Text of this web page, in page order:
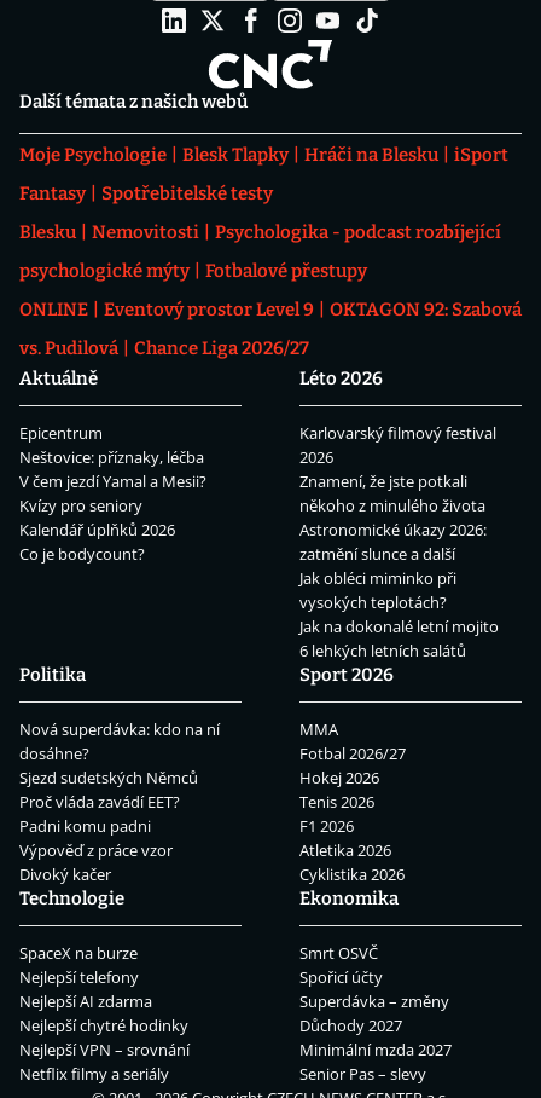
Další témata z našich webů
Moje Psychologie Blesk Tlapky Hráči na Blesku
iSport
Fantasy
Spotřebitelské testy
Blesku
Nemovitosti
Psychologika - podcast rozbíjející
psychologické mýty
Fotbalové přestupy
ONLINE
Eventový prostor Level 9
OKTAGON 92: Szabová
vs. Pudilová
Chance Liga 2026/27
Aktuálně
Epicentrum
Neštovice: příznaky, léčba
V čem jezdí Yamal a Mesii?
Kvízy pro seniory
Kalendář úplňků 2026
Co je bodycount?
Léto 2026
Karlovarský filmový festival
2026
Znamení, že jste potkali
někoho z minulého života
Astronomické úkazy 2026:
zatmění slunce a další
Jak obléci miminko při
vysokých teplotách?
Jak na dokonalé letní mojito
6 lehkých letních salátů
Politika
Nová superdávka: kdo na ní
dosáhne?
Sjezd sudetských Němců
Proč vláda zavádí EET?
Padni komu padni
Výpověď z práce vzor
Divoký kačer
Sport 2026
MMA
Fotbal 2026/27
Hokej 2026
Tenis 2026
F1 2026
Atletika 2026
Cyklistika 2026
Technologie
SpaceX na burze
Nejlepší telefony
Nejlepší AI zdarma
Nejlepší chytré hodinky
Nejlepší VPN – srovnání
Netflix filmy a seriály
Ekonomika
Smrt OSVČ
Spořicí účty
Superdávka – změny
Důchody 2027
Minimální mzda 2027
Senior Pas – slevy